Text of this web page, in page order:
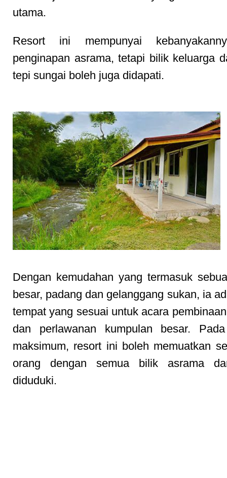
utama.
Resort ini mempunyai
penginapan asrama, tetapi bilik keluarga
tepi sungai boleh juga didapati.
Dengan kemudahan yang termasuk
besar, padang dan gelanggang sukan, ia
tempat yang sesuai untuk acara
dan perlawanan kumpulan besar.
maksimum, resort ini boleh memuatkan
orang dengan semua bilik asrama
diduduki.